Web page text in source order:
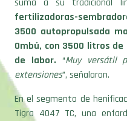
suma a su tradicional
fertilizadoras-
3500 autopropulsada
Ombú, con 3500 litros
de labor. “Muy versátil
extensiones”, señalaron.
En el segmento de
Tigra 4047 TC, una